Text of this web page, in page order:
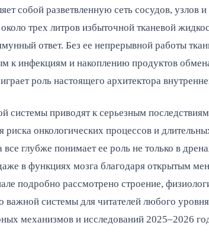
собой разветвленную сеть сосудов, узлов и
трех литров избыточной тканевой
ответ. Без ее непрерывной работы
к инфекциям и накоплению продуктов
роль настоящего архитектора
системы приводят к серьезным
онкологических процессов и
глубже понимает ее роль не только в
в функциях мозга благодаря открытым
подробно рассмотрено строение,
системы для читателей любого
механизмов и исследований 2025–2026